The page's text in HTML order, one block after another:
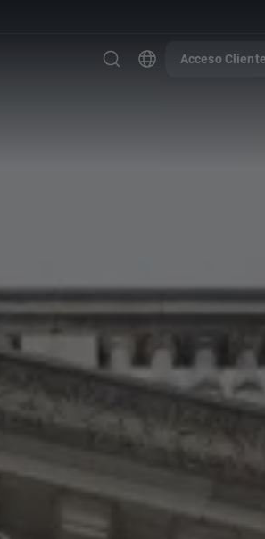
Acceso